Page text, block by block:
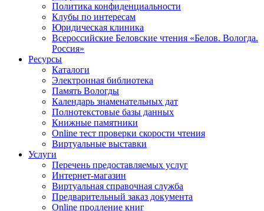
Политика конфиденциальности
Клубы по интересам
Юридическая клиника
Всероссийские Беловские чтения «Белов. Вологда.
Россия»
Ресурсы
Каталоги
Электронная библиотека
Память Вологды
Календарь знаменательных дат
Полнотекстовые базы данных
Книжные памятники
Online тест проверки скорости чтения
Виртуальные выставки
Услуги
Перечень предоставляемых услуг
Интернет-магазин
Виртуальная справочная служба
Предварительный заказ документа
Online продление книг